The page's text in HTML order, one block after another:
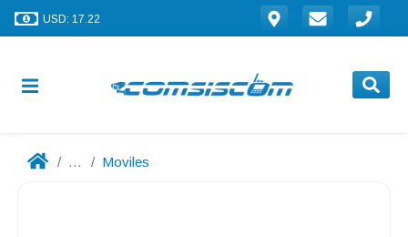
USD: 17.22
... Moviles